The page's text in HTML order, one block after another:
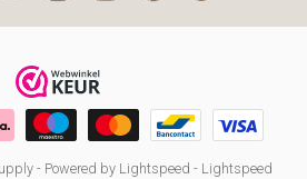
- Powered by Lightspeed - Lightspeed